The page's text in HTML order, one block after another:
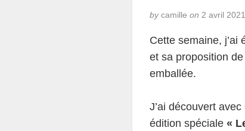
bycamille on 2 avril 2021
Cette semaine, j’ai
et sa proposition de
emballée.
J’ai découvert
édition spéciale «